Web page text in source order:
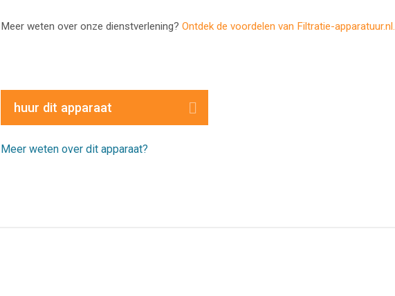
Meer weten over onze dienstverlening? Ontdek de voordelen van Filtratie-apparatuur.nl.
huur dit apparaat
Meer weten over dit apparaat?